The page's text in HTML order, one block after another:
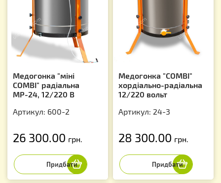
Медогонка "міні
COMBI" радіальна
МР-24, 12/220 В
Артикул: 600-2
26 300.00 грн.
Медогонка "COMBI"
хордіально-радіальна
12/220 вольт
Артикул: 24-3
28 300.00 грн.